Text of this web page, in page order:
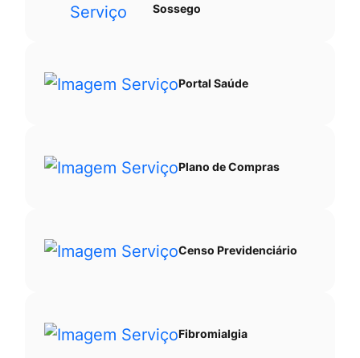
Sossego
Portal Saúde
Plano de Compras
Censo Previdenciário
Fibromialgia